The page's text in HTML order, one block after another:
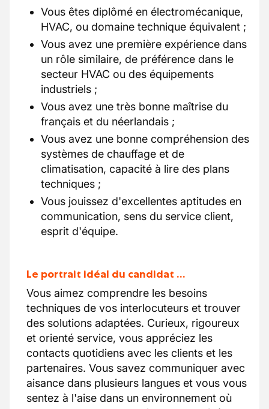
Vous êtes diplômé en électromécanique,
HVAC, ou domaine technique équivalent ;
Vous avez une première expérience dans
un rôle similaire, de préférence dans le
secteur HVAC ou des équipements
industriels ;
Vous avez une très bonne maîtrise du
français et du néerlandais ;
Vous avez une bonne compréhension des
systèmes de chauffage et de
climatisation, capacité à lire des plans
techniques ;
Vous jouissez d'excellentes aptitudes en
communication, sens du service client,
esprit d'équipe.
Le portrait idéal du candidat …
Vous aimez comprendre les besoins
techniques de vos interlocuteurs et trouver
des solutions adaptées. Curieux, rigoureux
et orienté service, vous appréciez les
contacts quotidiens avec les clients et les
partenaires. Vous savez communiquer avec
aisance dans plusieurs langues et vous vous
sentez à l'aise dans un environnement où